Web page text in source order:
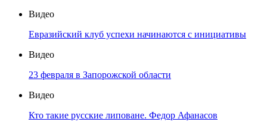
Видео
Евразийский клуб успехи начинаются с инициативы
Видео
23 февраля в Запорожской области
Видео
Кто такие русские липоване. Федор Афанасов